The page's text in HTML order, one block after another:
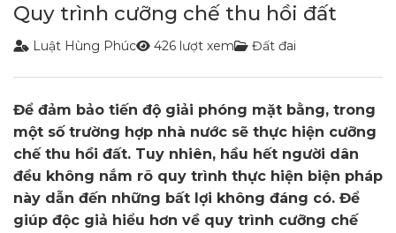
Quy trình cưỡng chế thu hồi đất
Luật Hùng Phúc 426 lượt xem Đất đai
Để đảm bảo tiến độ giải phóng mặt bằng, trong
một số trường hợp nhà nước sẽ thực hiện cưỡng
chế thu hồi đất. Tuy nhiên, hầu hết người dân
đều không nắm rõ quy trình thực hiện biện pháp
này dẫn đến những bất lợi không đáng có. Để
giúp độc giả hiểu hơn về quy trình cưỡng chế